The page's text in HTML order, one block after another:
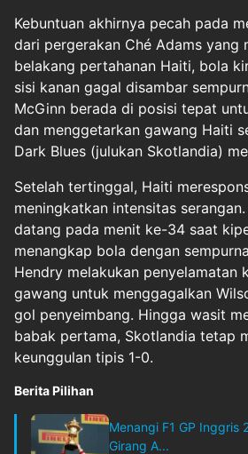
Kebuntuan akhirnya pecah pada
dari pergerakan Ché Adams yang
belakang pertahanan Haiti, bola
sisi kanan gagal disambar
McGinn berada di posisi tepat
dan menggetarkan gawang Haiti
Dark Blues (julukan Skotlandia)
Setelah tertinggal, Haiti
meningkatkan intensitas
datang pada menit ke-34 saat
menangkap bola dengan
Hendry melakukan penyelamatan
gawang untuk menggagalkan
gol penyeimbang. Hingga wasit
babak pertama, Skotlandia tetap
keunggulan tipis 1-0.
Berita Pilihan
Menangi F1 GP Inggris
Girang A...